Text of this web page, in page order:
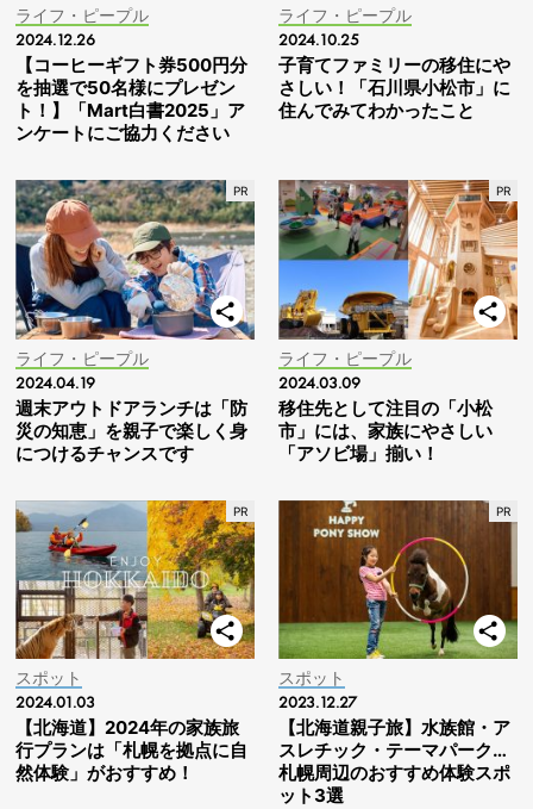
ライフ・ピープル
2024.12.26
【コーヒーギフト券500円分
を抽選で50名様にプレゼン
ト！】「Mart白書2025」ア
ンケートにご協力ください
ライフ・ピープル
2024.10.25
子育てファミリーの移住にや
さしい！「石川県小松市」に
住んでみてわかったこと
ライフ・ピープル
2024.04.19
週末アウトドアランチは「防
災の知恵」を親子で楽しく身
につけるチャンスです
ライフ・ピープル
2024.03.09
移住先として注目の「小松
市」には、家族にやさしい
「アソビ場」揃い！
スポット
2024.01.03
【北海道】2024年の家族旅
行プランは「札幌を拠点に自
然体験」がおすすめ！
スポット
2023.12.27
【北海道親子旅】水族館・ア
スレチック・テーマパーク…
札幌周辺のおすすめ体験スポ
ット3選